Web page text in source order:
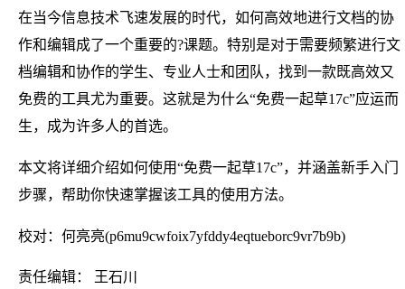
在当今信息技术飞速发展的时代，如何高效地进行文档的协
作和编辑成了一个重要的?课题。特别是对于需要频繁进行文
档编辑和协作的学生、专业人士和团队，找到一款既高效又
免费的工具尤为重要。这就是为什么“免费一起草17c”应运而
生，成为许多人的首选。
本文将详细介绍如何使用“免费一起草17c”，并涵盖新手入门
步骤，帮助你快速掌握该工具的使用方法。
校对：何亮亮(p6mu9cwfoix7yfddy4eqtueborc9vr7b9b)
责任编辑： 王石川